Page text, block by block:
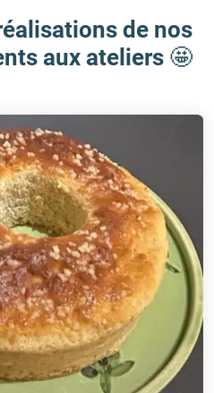
de nos
aux ateliers 🤩